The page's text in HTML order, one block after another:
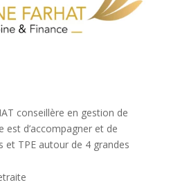
conseillère en gestion de
d’accompagner et de
et TPE autour de 4 grandes